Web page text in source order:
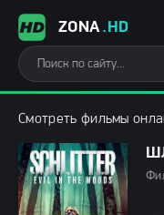
ZONA.HD
Смотреть фильмы